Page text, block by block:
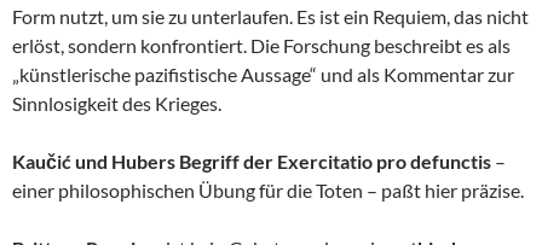
Form nutzt, um sie zu unterlaufen. Es ist ein Requiem, das nicht
erlöst, sondern konfrontiert. Die Forschung beschreibt es als
„künstlerische pazifistische Aussage“ und als Kommentar zur
Sinnlosigkeit des Krieges.
Kaučić und Hubers Begriff der Exercitatio pro defunctis –
einer philosophischen Übung für die Toten – paßt hier präzise.